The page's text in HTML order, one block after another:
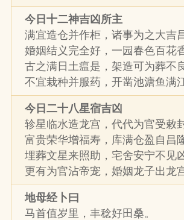
今日十二神吉凶所主
满宜造仓并作柜，诸事为之大吉
婚姻结义完全好，一园春色百花
古之满日土瘟是，架造可为葬不
不宜栽种并服药，开凿池溏鱼满
今日二十八星宿吉凶
轸星临水造龙宫，代代为官受敕
富贵荣华增福寿，库满仓盈自昌
埋葬文星来照助，宅舍安宁不见
更有为官沾帝宠，婚姻龙子出龙
地母经卜曰
马首值岁里，丰稔好田桑。